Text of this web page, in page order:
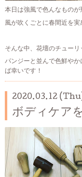
本日は強風で色んなものが
風が吹くごとに春間近を実
そんな中、花壇のチューリ
パンジーと並んで色鮮や
ば幸いです！
2020.03.12
ボディケア